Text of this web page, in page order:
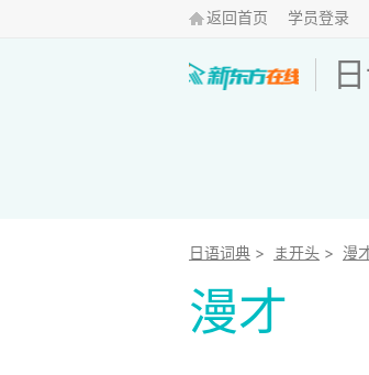
返回首页 学员登录
日语词典 > ま开头 > 漫
漫才